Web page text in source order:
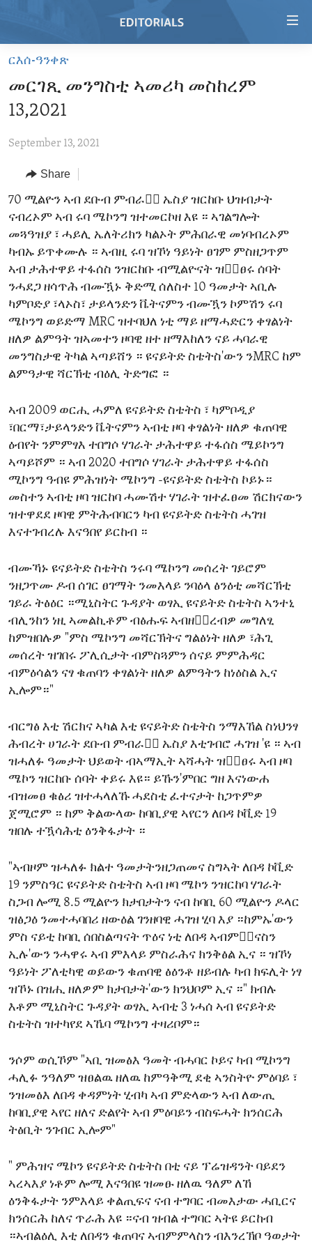
Skip
main
content
to
Navigation
Skip
to
Search
REGIONS
AFRICA
AMERICAS
EUROPE
MIDDLE EAST
TOPICS
HUMAN RIGHTS
AID AND DEVELOPMENT
DEMOCRACY AND GOVERNANCE
ECONOMY AND TRADE
ENVIRONMENT AND HEALTH
IDEALS AND INSTITUTIONS
ARCHIVE
ABOUT US
ርእሰ-ዓንቀጽ
መርገጺ መንግስቲ ኣመሪካ መስከረም
13,2021
September 13, 2021
Share
70 ሚልዮን ኣብ ደቡብ ምብራቅ፟ ኤስያ ዝርከቡ ህዝብታት
ናብረኦም ኣብ ሩባ ሜኮንግ ዝተመርኮዘ እዩ ። ኣገልግሎት
መጓዓዝያ ፣ ሓይሊ ኤለትሪክን ካልኦት ምሕበራዊ መነባብረኦም
ካብኡ ይጥቀሙሉ ። ኣብዚ ሩባ ዝኾነ ዓይነት ፀገም ምስዘጋጥም
ኣብ ታሕተዋይ ተፋሰስ ንዝርከቡ ብሚልዮናት ዝቁ፟ፀሩ ሰባት
ንሓደጋ ዘሳጥሕ ብሙዃኑ ቅድሚ ሰለስተ 10 ዓመታት ኣቢሉ
ካምቦድያ ፣ላኦስ፣ ታይላንድን ቬትናምን ብሙዃን ኮምሽን ሩባ
ሜኮንግ ወይድማ MRC ዝተባህለ ነቲ ማይ ዘማሓድርን ቀፃልነት
ዘለዎ ልምዓት ዝኣመተን ዞባዊ ዘተ ዘማእከለን ናይ ሓባራዊ
መንግስታዊ ትካል ኣጣይሸን ። ዩናይትድ ስቴትስ'ውን ንMRC ከም
ልምዓታዊ ሻርኽቲ ብዕሊ ትድግፎ ።
ኣብ 2009 ወርሒ ሓምለ ዩናይትድ ስቴትስ ፣ ካምቦዲያ
፣በርማ፣ታይላንድን ቬትናምን ኣብቲ ዞባ ቀፃልነት ዘለዎ ቁጠባዊ
ዕብየት ንምምፃእ ተበግሶ ሃገራት ታሕተዋይ ተፋሰስ ሜይኮንግ
ኣጣይሾም ። ኣብ 2020 ተበግሶ ሃገራት ታሕተዋይ ተፋሰስ
ሚኮንግ ዓብዩ ምሕዝነት ሜኮንግ -ዩናይትድ ስቴትስ ኮይኑ።
መስተን ኣብቲ ዞባ ዝርከባ ሓሙሽተ ሃገራት ዝተፈፀመ ሽርክናውን
ዝተዋደደ ዞባዊ ምትሕብባርን ካብ ዩናይትድ ስቴትስ ሓገዝ
እናተገብረሉ እናዓበየ ይርከብ ።
ብሙኻኑ ዩናይትድ ስቴትስ ንሩባ ሜኮንግ መሰረት ገይሮም
ንዘጋጥሙ ዶብ ሰገር ፀገማት ንመእላይ ንባዕላ ፅንዕቲ መሻርኽቲ
ገይራ ትፅዕር ።ሚኒስትር ጉዳያት ወፃኢ ዩናይትድ ስቴትስ ኣንተኒ
ብሊንከን ነዚ ኣመልኪቶም ብፅሑፍ ኣብዘቅ፟ረብዎ መግለፂ
ከምዝበሉዎ "ምስ ሜኮንግ መሻርኽትና ግልፅነት ዘለዎ ፣ሕጊ
መሰረት ዝገበሩ ፖሊሲታት ብምስጓምን ሰናይ ምምሕዳር
ብምዕሳልን ናፃ ቁጠባን ቀፃልነት ዘለዎ ልምዓትን ከነዕስል ኢና
ኢሎም።"
ብርግፅ እቲ ሽርክና ኣካል እቲ ዩናይትድ ስቴትስ ንማእኸል ስነህንፃ
ሕብረት ሀገራት ደቡብ ምብራቅ፟ ኤስያ እቲገብሮ ሓገዝ 'ዩ ። ኣብ
ዝሓለፉ ዓመታት ህይወት ብኣማኢት ኣሻሓት ዝቁ፟ፀሩ ኣብ ዞባ
ሜኮን ዝርከቡ ሰባት ቀይሩ እዩ። ይኹን'ምበር ግዘ እናነውሐ
ብዝመፀ ቁፅሪ ዝተሓላለኹ ሓደስቲ ፈተናታት ከጋጥምዎ
ጀሚሮም ። ከም ቅልውላው ከባቢያዊ ኣየርን ለበዳ ኮቪድ 19
ዝበሉ ተዃሳሕቲ ዕንቅፋታት ።
"ኣብዞም ዝሓለፉ ክልተ ዓመታትንዘጋጠመና ስግኣት ለበዳ ኮቪድ
19 ንምስዓር ዩናይትድ ስቴትስ ኣብ ዞባ ሜኮን ንዝርከባ ሃገራት
ስጋብ ሎሚ 8.5 ሚልዮን ክታበታትን ናብ ከባቢ 60 ሚልዮን ዶላር
ዝፅጋዕ ንመተሓባበሪ ዘውዕል ገንዘባዊ ሓገዝ ሂባ እያ ።ከምኡ'ውን
ምስ ናይቲ ከባቢ ሰበስልጣናት ጥዕና ነቲ ለበዳ ኣብምቅ፟ናስን
ኢሉ'ውን ንሓዋሩ ኣብ ምእላይ ምስራሕና ክንቅፅል ኢና ። ዝኾነ
ዓይነት ፖለቲካዊ ወይውን ቁጠባዊ ፅዕንቶ ዘይብሉ ካብ ክፍሊት ነፃ
ዝኾኑ በዝሒ ዘለዎም ክታበታት'ውን ክንህቦም ኢና ።" ክብሉ
እቶም ሚኒስትር ጉዳያት ወፃኢ ኣብቲ 3 ነሓሰ ኣብ ዩናይትድ
ስቴትስ ዝተካየደ ኣኼባ ሜኮንግ ተዛሪቦም።
ንሶም ወሲኾም "ኣቢ ዝመፅእ ዓመት ብሓባር ኮይና ካብ ሚኮንግ
ሓሊፉ ንዓለም ዝፀልዉ ዘለዉ ከምዓቅሚ ደቂ ኣንስትዮ ምዕባይ ፣
ንዝመፅእ ለበዳ ቀዳምነት ሂብካ ኣብ ምድላውን ኣብ ለውጢ
ከባቢያዊ ኣየር ዘለና ድልየት ኣብ ምዕባይን ብስፍሓት ክንሰርሕ
ትፅቢት ንገብር ኢሎም"
" ምሕዝና ሜኮን ዩናይትድ ስቴትስ በቲ ናይ ፕሬዝዳንት ባይደን
ኣረኣእያ ነቶም ሎሚ እናዓበዩ ዝመፁ ዘለዉ ዓለም ለኸ
ዕንቅፋታት ንምእላይ ቀልጢፍና ናብ ተግባር ብመእታው ሓቢርና
ክንሰርሕ ከለና ጥራሕ እዩ ።ናብ ዝብል ተግባር ኣትዩ ይርከብ
።ኣብልዕሊ እቲ ለበዳን ቁጠባና ኣብምምላስን ብእንረኽቦ ዓወታት